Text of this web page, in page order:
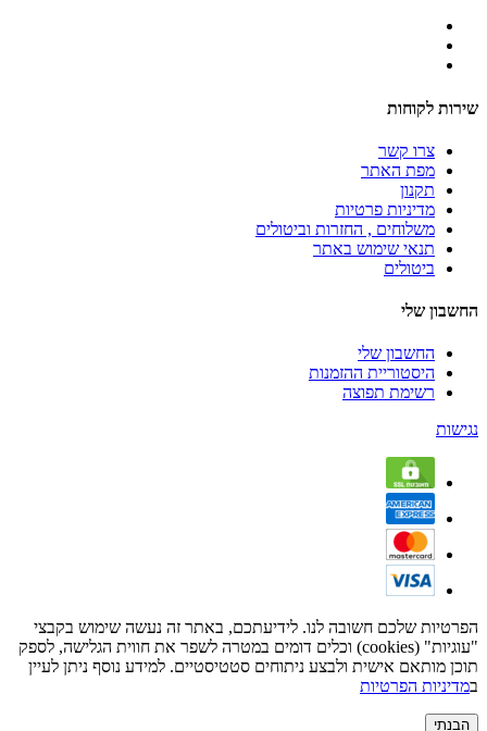
שירות לקוחות
צרו קשר
מפת האתר
תקנון
מדיניות פרטיות
משלוחים , החזרות וביטולים
תנאי שימוש באתר
ביטולים
החשבון שלי
החשבון שלי
היסטוריית ההזמנות
רשימת תפוצה
נגישות
הפרטיות שלכם חשובה לנו. לידיעתכם, באתר זה נעשה שימוש בקבצי
"עוגיות" (cookies) וכלים דומים במטרה לשפר את חווית הגלישה, לספק
תוכן מותאם אישית ולבצע ניתוחים סטטיסטיים. למידע נוסף ניתן לעיין
במדיניות הפרטיות
הבנתי